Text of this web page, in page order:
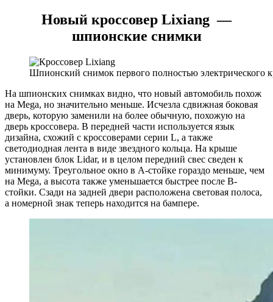
Новый кроссовер Lixiang —
шпионские снимки
Шпионский снимок первого полностью электрического
На шпионских снимках видно, что новый автомобиль похож
на Mega, но значительно меньше. Исчезла сдвижная боковая
дверь, которую заменили на более обычную, похожую на
дверь кроссовера. В передней части используется язык
дизайна, схожий с кроссоверами серии L, а также
светодиодная лента в виде звездного кольца. На крыше
установлен блок Lidar, и в целом передний свес сведен к
минимуму. Треугольное окно в А-стойке гораздо меньше, чем
на Mega, а высота также уменьшается быстрее после В-
стойки. Сзади на задней двери расположена световая полоса,
а номерной знак теперь находится на бампере.